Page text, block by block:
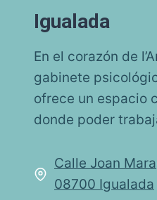
Igualada
En el corazón de
gabinete
ofrece un espacio
donde poder
Calle Joan
08700 Igualada